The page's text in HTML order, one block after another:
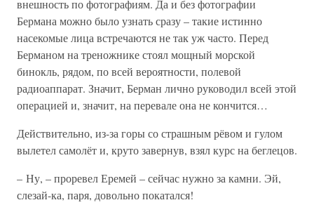
внешность по фотографиям. Да и без фотографии
Бермана можно было узнать сразу – такие истинно
насекомые лица встречаются не так уж часто. Перед
Берманом на треножнике стоял мощный морской
бинокль, рядом, по всей вероятности, полевой
радиоаппарат. Значит, Берман лично руководил всей этой
операцией и, значит, на перевале она не кончится…
Действительно, из-за горы со страшным рёвом и гулом
вылетел самолёт и, круто завернув, взял курс на беглецов.
– Ну, – проревел Еремей – сейчас нужно за камни. Эй,
слезай-ка, паря, довольно покатался!